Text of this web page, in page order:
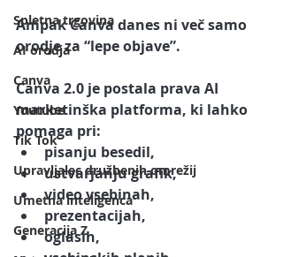
Spletna trgovina
AI orodja
Canva
Youtube
Tik Tok
Upravljalec družbenih omrežij
Umetna inteligenca
Generacija Z
Ampak Canva danes ni več samo
orodje za “lepe objave”.
Canva 2.0 je postala prava AI
marketinška platforma, ki lahko
pomaga pri:
pisanju besedil,
ustvarjanju grafik,
video vsebinah,
prezentacijah,
oglasih,